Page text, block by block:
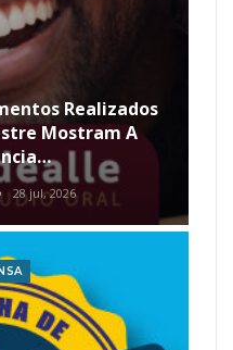
Realizados
Mostram A
28 jul, 2026